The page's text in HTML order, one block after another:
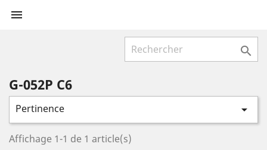


G-052P C6
Pertinence 
Affichage 1-1 de 1 article(s)